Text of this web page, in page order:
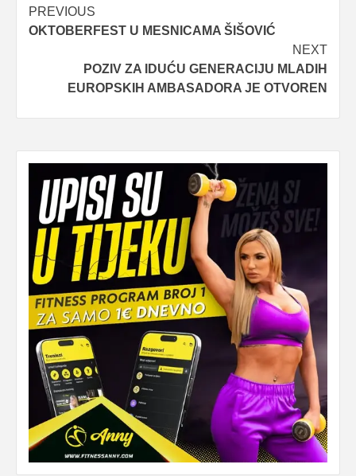
Post
navigation
PREVIOUS
OKTOBERFEST U MESNICAMA ŠIŠOVIĆ
NEXT
POZIV ZA IDUĆU GENERACIJU MLADIH
EUROPSKIH AMBASADORA JE OTVOREN